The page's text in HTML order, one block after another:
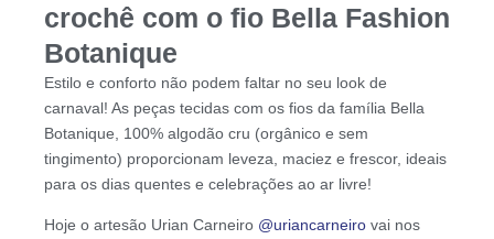
crochê com o fio Bella Fashion
Botanique
Estilo e conforto não podem faltar no seu look de
carnaval! As peças tecidas com os fios da família Bella
Botanique, 100% algodão cru (orgânico e sem
tingimento) proporcionam leveza, maciez e frescor, ideais
para os dias quentes e celebrações ao ar livre!
Hoje o artesão Urian Carneiro @uriancarneiro vai nos